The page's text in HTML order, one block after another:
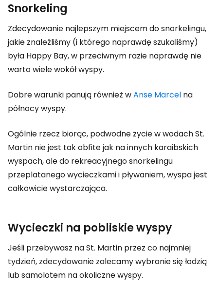
Snorkeling
Zdecydowanie najlepszym miejscem do snorkelingu,
jakie znaleźliśmy (i którego naprawdę szukaliśmy)
była Happy Bay, w przeciwnym razie naprawdę nie
warto wiele wokół wyspy.
Dobre warunki panują również wAnse Marcel na
północy wyspy.
Ogólnie rzecz biorąc, podwodne życie w wodach St.
Martin nie jest tak obfite jak na innych karaibskich
wyspach, ale do rekreacyjnego snorkelingu
przeplatanego wycieczkami i pływaniem, wyspa jest
całkowicie wystarczająca.
Wycieczki na pobliskie wyspy
Jeśli przebywasz na St. Martin przez co najmniej
tydzień, zdecydowanie zalecamy wybranie się łodzią
lub samolotem na okoliczne wyspy.